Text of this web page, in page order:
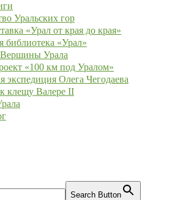
Уральских гор
«Урал от края до края»
библиотека «Урал»
Урала
«100 км под Уралом»
экспедиция Олега Чегодаева
клещу Валере II
Search Button